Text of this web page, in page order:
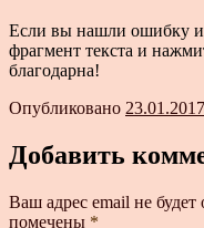
Если вы нашли ошибку
фрагмент текста и
благодарна!
Опубликовано 23.01.2017
Добавить
Ваш адрес email не будет
помечены *